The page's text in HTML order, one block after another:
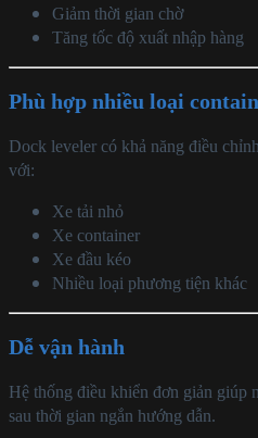
Giảm thời gian chờ
Tăng tốc độ xuất nhập hàng
Phù hợp nhiều loại
Dock leveler có khả năng điều
với:
Xe tải nhỏ
Xe container
Xe đầu kéo
Nhiều loại phương tiện khác
Dễ vận hành
Hệ thống điều khiển đơn giản giúp
sau thời gian ngắn hướng dẫn.